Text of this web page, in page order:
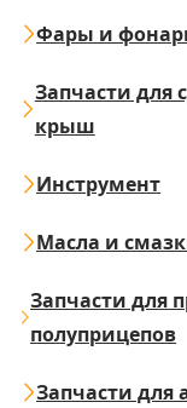
Фары и
Запчасти для
крыш
Инструмент
Масла и
Запчасти для
полуприцепов
Запчасти для